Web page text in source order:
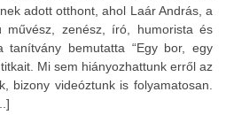
adott otthont, ahol Laár András, a
művész, zenész, író, humorista és
tanítvány bemutatta “Egy bor, egy
Mi sem hiányozhattunk erről az
bizony videóztunk is folyamatosan.